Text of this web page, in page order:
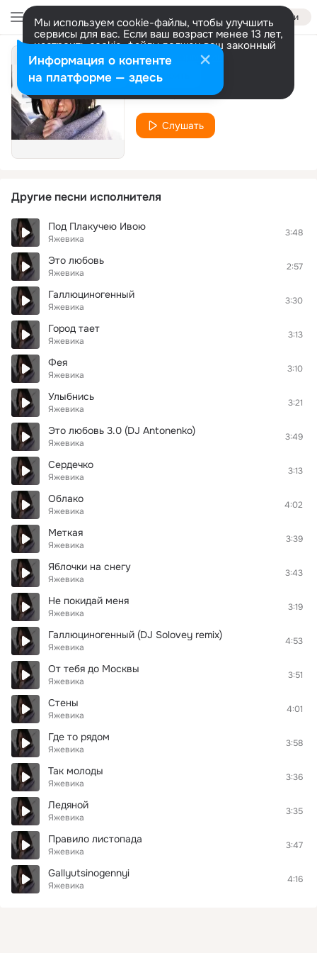
Войти
Мы используем cookie-файлы, чтобы улучшить
сервисы для вас. Если ваш возраст менее 13 лет,
настроить cookie-файлы должен ваш законный
представитель. Больше информации
Разрешить все Настроить
Маленькое чудо
Яжевика
Слушать
Другие песни исполнителя
Под Плакучею Ивою
Яжевика
3:48
Это любовь
Яжевика
2:57
Галлюциногенный
Яжевика
3:30
Город тает
Яжевика
3:13
Фея
Яжевика
3:10
Улыбнись
Яжевика
3:21
Это любовь 3.0 (DJ Antonenko)
Яжевика
3:49
Сердечко
Яжевика
3:13
Облако
Яжевика
4:02
Меткая
Яжевика
3:39
Яблочки на снегу
Яжевика
3:43
Не покидай меня
Яжевика
3:19
Галлюциногенный (DJ Solovey remix)
Яжевика
4:53
От тебя до Москвы
Яжевика
3:51
Стены
Яжевика
4:01
Где то рядом
Яжевика
3:58
Так молоды
Яжевика
3:36
Ледяной
Яжевика
3:35
Правило листопада
Яжевика
3:47
Gallyutsinogennyi
Яжевика
4:16
Информация о контенте
на платформе — здесь